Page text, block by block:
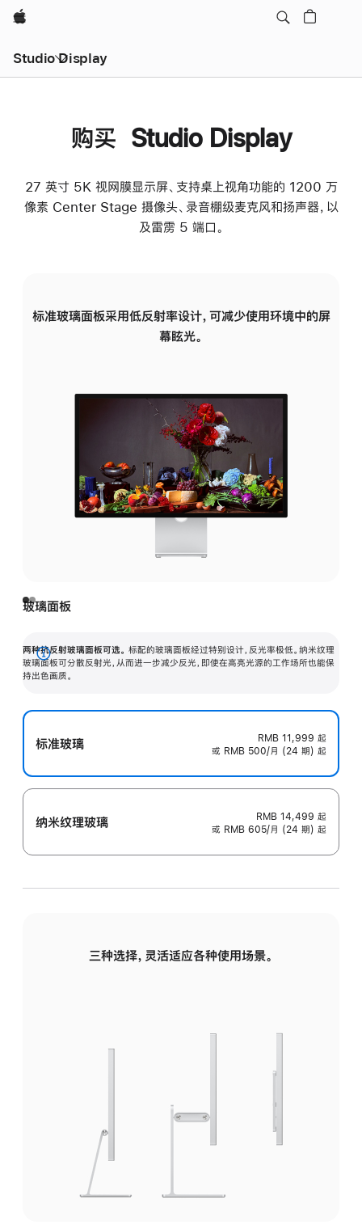
Apple
Studio Display
购买 Studio Display
27 英寸 5K 视网膜显示屏、支持桌上视角功能的 1200 万
像素 Center Stage 摄像头、录音棚级麦克风和扬声器，以
及雷雳 5 端口。
标准玻璃面板采用低反射率设计，可减少使用环境中的屏
幕眩光。
玻璃面板
两种抗反射玻璃面板可选。 标配的玻璃面板经过特别设计，反光率极低。纳米纹理
玻璃面板可分散反射光，从而进一步减少反光，即使在高亮光源的工作场所也能保
持出色画质。
展
开
标准玻璃 RMB 11,999 起
或 RMB 500/月 (24 期) 起
纳米纹理玻璃 RMB 14,499 起
或 RMB 605/月 (24 期) 起
三种选择，灵活适应各种使用场景。